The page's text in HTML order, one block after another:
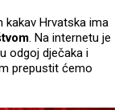
kakav Hrvatska ima
. Na internetu je
odgoj dječaka i
prepustit ćemo